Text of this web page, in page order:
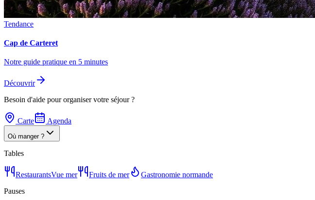
Tendance
Cap de Carteret
Notre guide pratique en 5 minutes
Découvrir
Besoin d'aide pour organiser votre séjour ?
Carte Agenda
Où manger ?
Tables
RestaurantsVue mer Fruits de mer
Gastronomie normande
Pauses